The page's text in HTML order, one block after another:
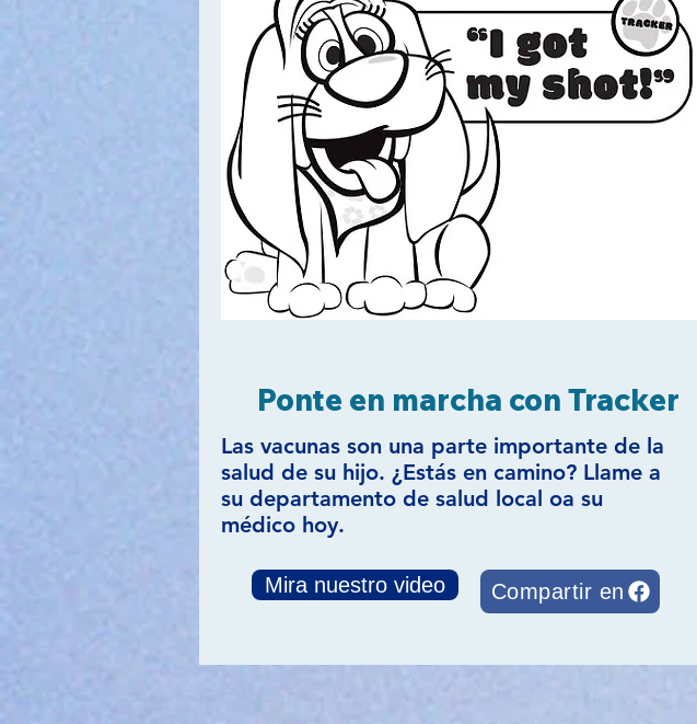
Ponte en marcha con Tracker
Las vacunas son una parte importante de la
salud de su hijo. ¿Estás en camino? Llame a
su departamento de salud local oa su
médico hoy.
Mira nuestro video Compartir en